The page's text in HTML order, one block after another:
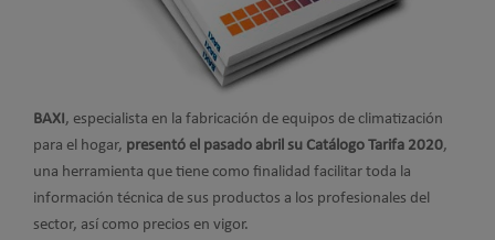
BAXI, especialista en la fabricación de equipos de climatización
para el hogar, presentó el pasado abril su Catálogo Tarifa 2020,
una herramienta que tiene como finalidad facilitar toda la
información técnica de sus productos a los profesionales del
sector, así como precios en vigor.